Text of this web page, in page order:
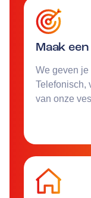
Maak
We geven
Telefonisch,
van onze